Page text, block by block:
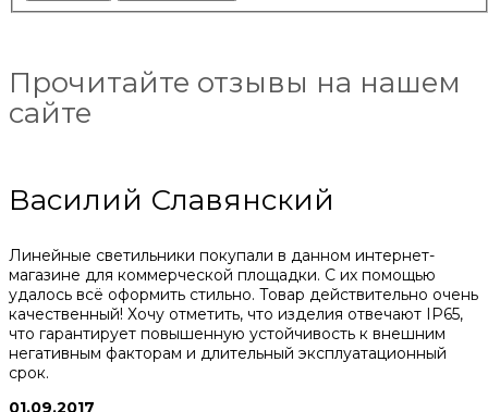
Прочитайте отзывы на нашем
сайте
Василий Славянский
Линейные светильники покупали в данном интернет-
магазине для коммерческой площадки. С их помощью
удалось всё оформить стильно. Товар действительно очень
качественный! Хочу отметить, что изделия отвечают IP65,
что гарантирует повышенную устойчивость к внешним
негативным факторам и длительный эксплуатационный
срок.
01.09.2017